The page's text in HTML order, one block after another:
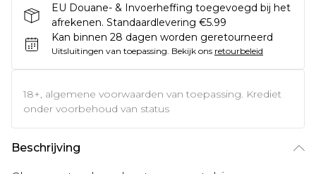
EU Douane- & Invoerheffing toegevoegd bij het
afrekenen. Standaardlevering €5.99
Kan binnen 28 dagen worden geretourneerd
Uitsluitingen van toepassing. Bekijk ons retourbeleid
18+, algemene voorwaarden van toepassing. Krediet
onder voorbehoud van status
Beschrijving